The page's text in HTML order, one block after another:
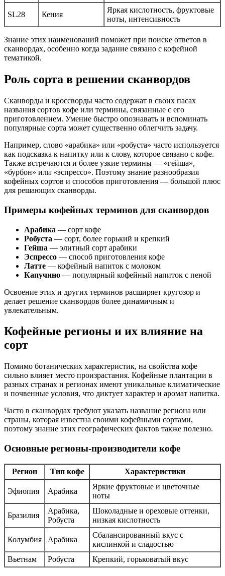
SL28 Кения
Яркая кислотность, фруктовые
ноты, интенсивность
Знание этих наименований поможет при поиске ответов в
сканвордах, особенно когда задание связано с кофейной
тематикой.
Роль сорта в решении сканвордов
Сканворды и кроссворды часто содержат в своих пасах
названия сортов кофе или термины, связанные с его
приготовлением. Умение быстро опознавать и вспоминать
популярные сорта может существенно облегчить задачу.
Например, слово «арабика» или «робуста» часто используется
как подсказка к напитку или к слову, которое связано с кофе.
Также встречаются и более узкие термины — «гейша»,
«бурбон» или «эспрессо». Поэтому знание разнообразия
кофейных сортов и способов приготовления — большой плюс
для решающих сканворды.
Примеры кофейных терминов для сканвордов
Арабика — сорт кофе
Робуста — сорт, более горький и крепкий
Гейша — элитный сорт арабики
Эспрессо — способ приготовления кофе
Латте — кофейный напиток с молоком
Капучино — популярный кофейный напиток с пеной
Освоение этих и других терминов расширяет кругозор и
делает решение сканвордов более динамичным и
увлекательным.
Кофейные регионы и их влияние на
сорт
Помимо ботанических характеристик, на свойства кофе
сильно влияет место произрастания. Кофейные плантации в
разных странах и регионах имеют уникальные климатические
и почвенные условия, что диктует характер и аромат напитка.
Часто в сканвордах требуют указать название региона или
страны, которая известна своими кофейными сортами,
поэтому знание этих географических фактов также полезно.
Основные регионы-производители кофе
Регион Тип кофе Характеристики
Эфиопия Арабика
Яркие фруктовые и цветочные
ноты
Бразилия
Арабика,
Робуста
Шоколадные и ореховые оттенки,
низкая кислотность
Колумбия Арабика
Сбалансированный вкус с
кислинкой и сладостью
Вьетнам
Робуста Крепкий, горьковатый вкус